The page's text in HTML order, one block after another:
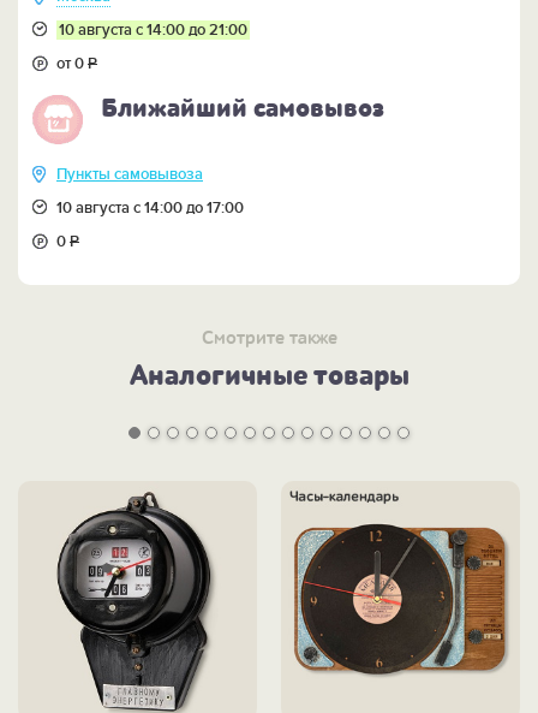
Кому:эстетам и ценителям искусства, которые
получают истинное наслаждение от действительно
роскошных подарков, а также тем, кто понимает
толк в действительно красивых и статусных вещах!
ВНИМАНИЕ! Покрытие на скульптуру наносится
вручную, поэтому допускается незначительное
отличие оттенков золотого.
10 августа с 14:00 до 21:00
от 0Р
Ближайший самовывоз
Пункты самовывоза
10 августа с 14:00 до 17:00
0Р
Смотрите также
Аналогичные товары